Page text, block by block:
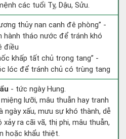
các tuổi Tỵ, Dậu, Sửu.
thủy nan canh đê phòng” -
hành tháo nước để tránh khó
điều
khấp tất chủ trọng tang” -
lóc để tránh chủ có trùng tang
- tức ngày Hung.
lưỡi, mâu thuẫn hay tranh
ngày xấu, mưu sự khó thành, dễ
xảy ra cãi vã, thị phi, mâu thuẫn,
hoặc khẩu thiệt.